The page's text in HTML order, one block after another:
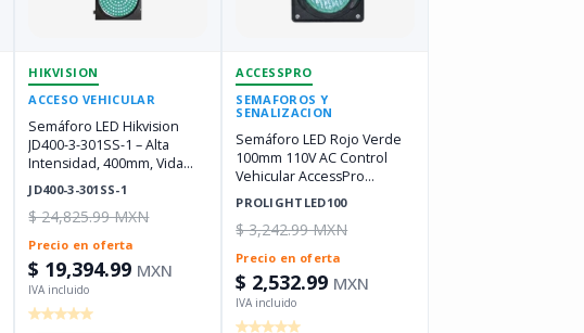
HIKVISION
ACCESO VEHICULAR
JD400-3-301SS-1
Semáforo LED Hikvision
JD400-3-301SS-1 – Alta
Intensidad, 400mm, Vida
Útil 100,000 h
$ 24,825.99 MXN
Precio en oferta
$ 19,394.99 MXN
ACCESSPRO
SEMAFOROS Y
SENALIZACION
PROLIGHTLED100
Semáforo LED Rojo Verde
100mm 110V AC Control
Vehicular AccessPro
PROLIGHTLED100
$ 3,242.99 MXN
Precio en oferta
$ 2,532.99 MXN